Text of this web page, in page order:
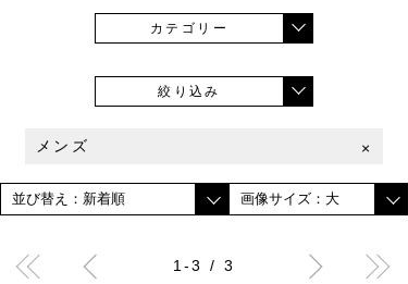
カテゴリー
絞り込み
メンズ ×
1-3 / 3